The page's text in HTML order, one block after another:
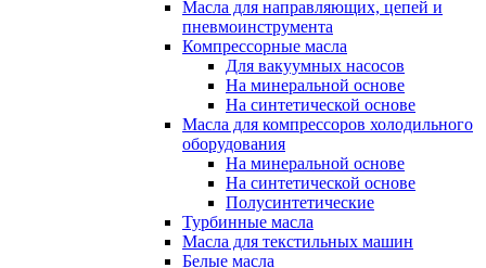
Масла для направляющих, цепей и
пневмоинструмента
Компрессорные масла
Для вакуумных насосов
На минеральной основе
На синтетической основе
Масла для компрессоров холодильного
оборудования
На минеральной основе
На синтетической основе
Полусинтетические
Турбинные масла
Масла для текстильных машин
Белые масла